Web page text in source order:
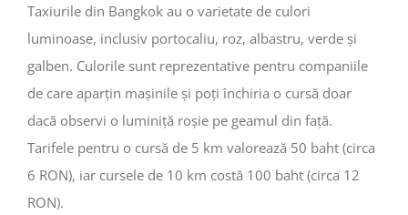
Taxiurile din Bangkok au o varietate de culori
luminoase, inclusiv portocaliu, roz, albastru, verde și
galben. Culorile sunt reprezentative pentru companiile
de care aparțin mașinile și poți închiria o cursă doar
dacă observi o luminiță roșie pe geamul din față.
Tarifele pentru o cursă de 5 km valorează 50 baht (circa
6 RON), iar cursele de 10 km costă 100 baht (circa 12
RON).